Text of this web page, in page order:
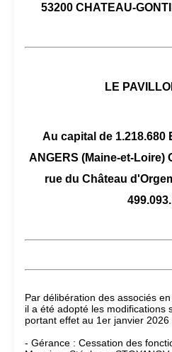
53200 CHATEAU-
LE
Au capital de 1.218.680
ANGERS (Maine-et-Loire)
rue du Château
Par délibération des associés
il a été adopté les modifications
portant effet au 1er janvier 2026
- Gérance : Cessation des